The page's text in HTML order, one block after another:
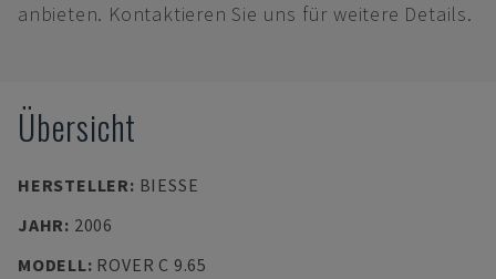
anbieten. Kontaktieren Sie uns für weitere Details.
Übersicht
HERSTELLER: BIESSE
JAHR: 2006
MODELL: ROVER C 9.65